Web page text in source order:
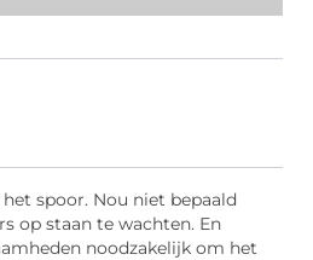
spoor. Nou niet bepaald
op staan te wachten. En
noodzakelijk om het